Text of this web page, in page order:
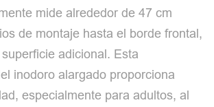
mide alrededor de 47 cm
de montaje hasta el borde frontal,
adicional. Esta
inodoro alargado proporciona
especialmente para adultos, al